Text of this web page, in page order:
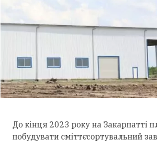
До кінця 2023 року на Закарпатті
побудувати сміттєсортувальний